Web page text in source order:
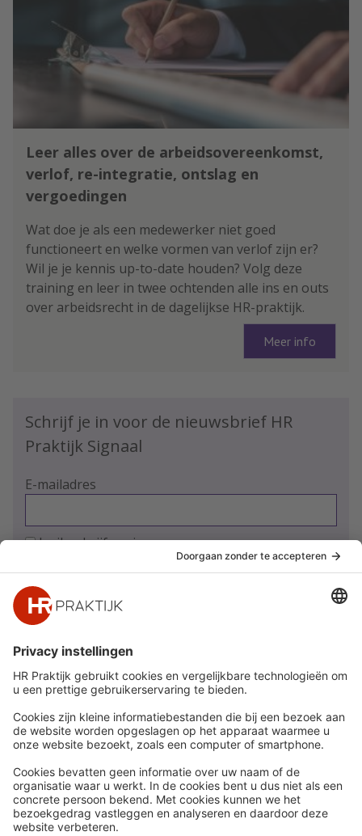
Leer alles over de arbeidsovereenkomst,
verlof, re-integratie, ontslag en
vergoedingen
Wat doe je als een medewerker niet goed
functioneert en welke vormen van verlof zijn er?
Wil je je kennis up-to-date houden? Volg deze
training en leer in twee ochtenden alle ins en outs
over arbeidsrecht in de dagelijkse HR-praktijk.
Meer info
Schrijf je in voor de nieuwsbrief HR
Praktijk Signaal
E-mailadres
Ja, ik schrijf me in
Snel naar
Nieuws
Whitepapers
Webinars
Word lid
Contact
Meer
HR Academy
HR Podcast
CHRO
HR Day